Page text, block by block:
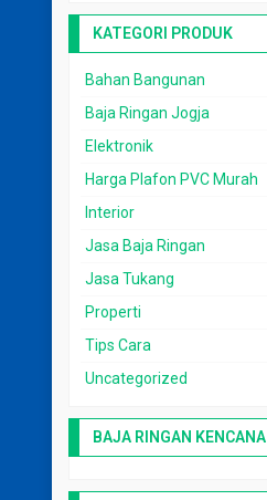
KATEGORI PRODUK
Bahan Bangunan
Baja Ringan Jogja
Elektronik
Harga Plafon PVC Murah
Interior
Jasa Baja Ringan
Jasa Tukang
Properti
Tips Cara
Uncategorized
BAJA RINGAN KENCANA